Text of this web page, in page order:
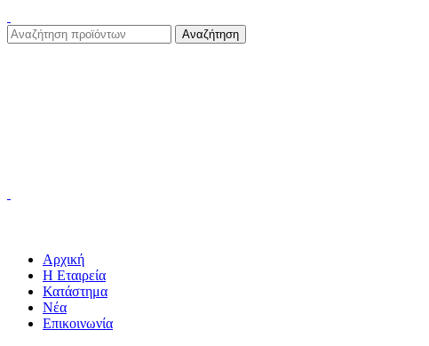
Αναζήτηση
Αρχική
Η Εταιρεία
Κατάστημα
Νέα
Επικοινωνία